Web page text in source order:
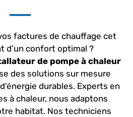
factures de chauffage cet
d’un confort optimal ?
de pompe à chaleur
des solutions sur mesure
durables. Experts en
à chaleur, nous adaptons
habitat. Nos techniciens